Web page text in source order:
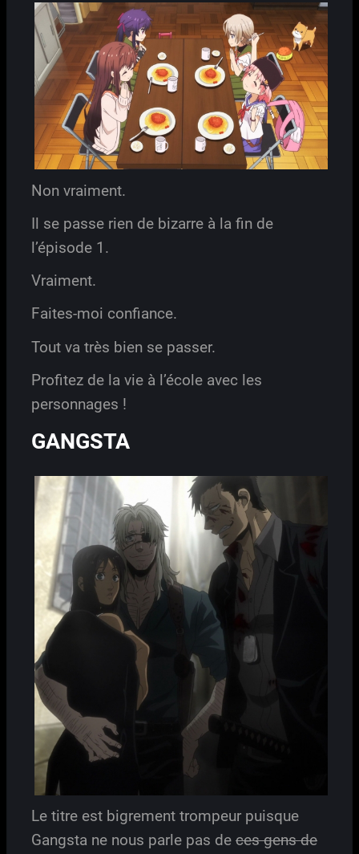
Non vraiment.
Il se passe rien de bizarre à la fin de
l’épisode 1.
Vraiment.
Faites-moi confiance.
Tout va très bien se passer.
Profitez de la vie à l’école avec les
personnages !
GANGSTA
Le titre est bigrement trompeur puisque
Gangsta ne nous parle pas de ces gens de